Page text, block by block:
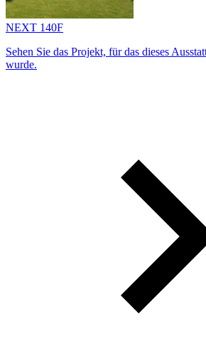
NEXT 140F
Sehen Sie das Projekt, für das dieses
wurde.